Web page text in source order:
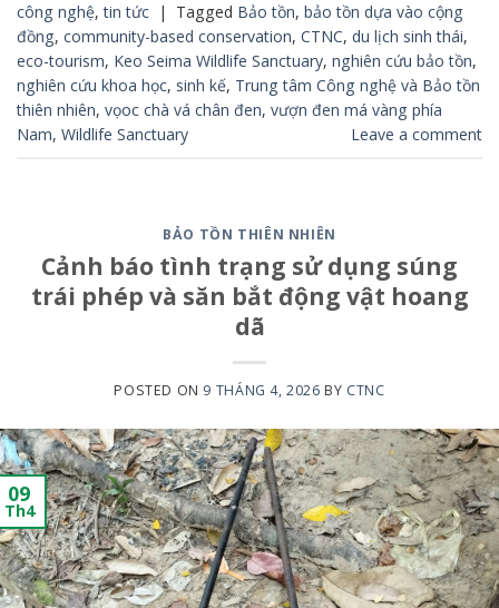
công nghệ,tin tức | Tagged Bảo tồn, bảo tồn dựa vào cộng
đồng, community-based conservation, CTNC, du lịch sinh thái,
eco-tourism, Keo Seima Wildlife Sanctuary, nghiên cứu bảo tồn,
nghiên cứu khoa học, sinh kế, Trung tâm Công nghệ và Bảo tồn
thiên nhiên, vọoc chà vá chân đen, vượn đen má vàng phía
Nam, Wildlife Sanctuary Leave a comment
BẢO TỒN THIÊN NHIÊN
Cảnh báo tình trạng sử dụng súng
trái phép và săn bắt động vật hoang
dã
POSTED ON 9 THÁNG 4, 2026 BY CTNC
09
Th4